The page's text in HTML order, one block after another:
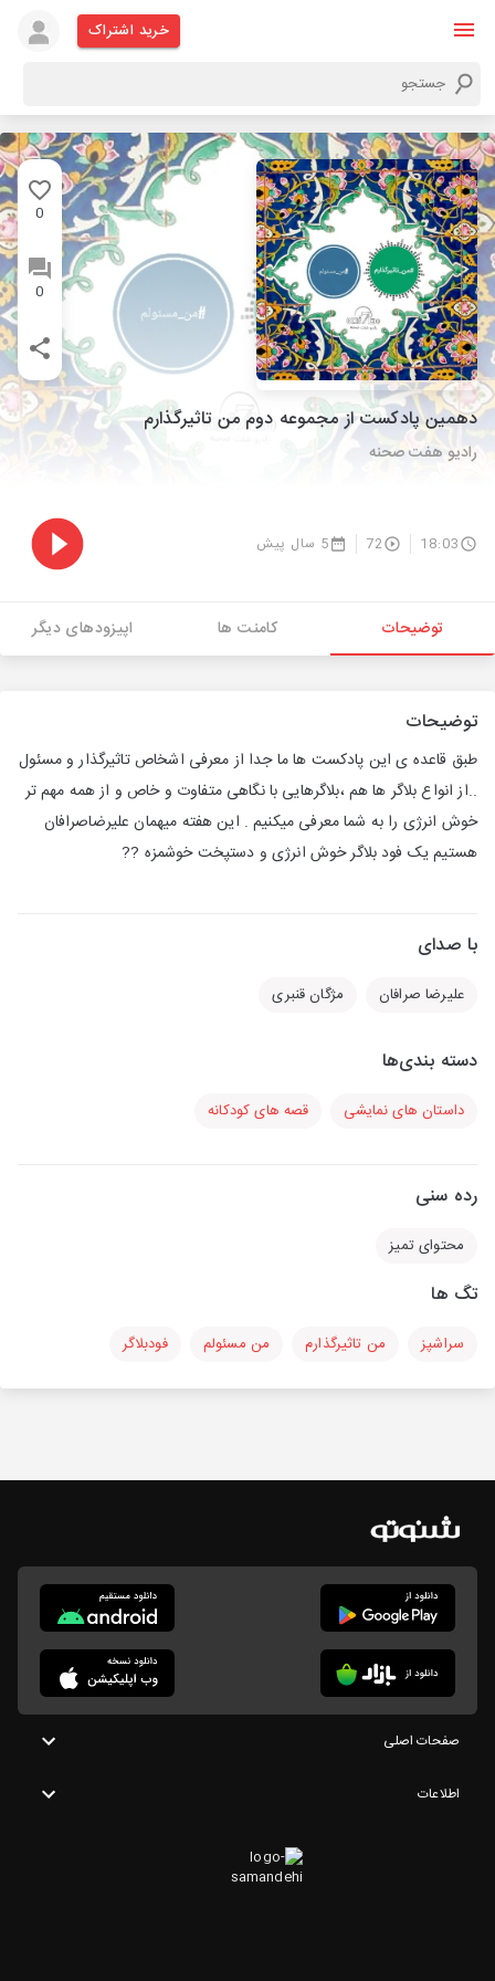
خرید اشتراک
0
0
دهمین پادکست از مجموعه دوم من تاثیرگذارم
رادیو هفت صحنه
18:03
72 5 سال پیش
توضیحات کامنت ها اپیزودهای دیگر
توضیحات
طبق قاعده ی این پادکست ها ما جدا از معرفی اشخاص تاثیرگذار و مسئول
..از انواع بلاگر ها هم ،بلاگرهایی با نگاهی متفاوت و خاص و از همه مهم تر
خوش انرژی را به شما معرفی میکنیم . این هفته میهمان علیرضاصرافان
هستیم یک فود بلاگر خوش انرژی و دستپخت خوشمزه ??
با صدای
علیرضا صرافان مژگان قنبری
دسته بندی‌ها
داستان های نمایشی قصه های کودکانه
رده سنی
محتوای تمیز
تگ ها
سراشپز من تاثیرگذارم من مسئولم فودبلاگر
صفحات اصلی
اطلاعات